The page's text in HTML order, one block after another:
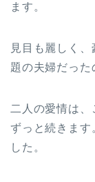
ます。
見目も麗しく
題の夫婦だった
二人の愛情は、
ずっと続きます
した。